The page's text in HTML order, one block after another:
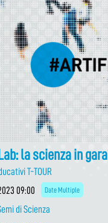
la scienza in gara
T-TOUR
09:00
Date Multiple
di Scienza